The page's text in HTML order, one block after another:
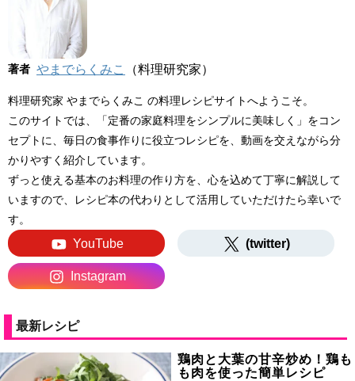
著者 やまでらくみこ （料理研究家）
料理研究家 やまでらくみこ の料理レシピサイトへようこそ。
このサイトでは、「定番の家庭料理をシンプルに美味しく」をコン
セプトに、毎日の食事作りに役立つレシピを、動画を交えながら分
かりやすく紹介しています。
ずっと使える基本のお料理の作り方を、心を込めて丁寧に解説して
いますので、レシピ本の代わりとして活用していただけたら幸いで
す。
YouTube (twitter)
Instagram
最新レシピ
鶏肉と大葉の甘辛炒め！鶏も
も肉を使った簡単レシピ